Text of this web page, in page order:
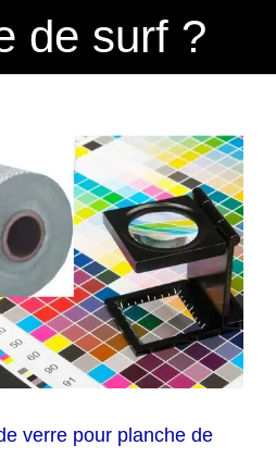
de surf ?
verre pour planche de